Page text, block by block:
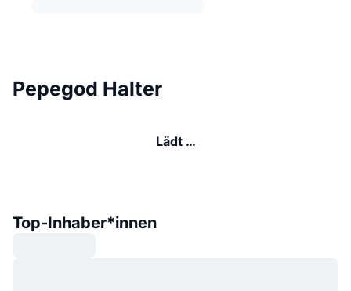
Pepegod Halter
Lädt …
Top-Inhaber*innen